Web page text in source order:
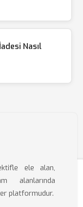
Nasıl
ele alan,
alanlarında
platformudur.